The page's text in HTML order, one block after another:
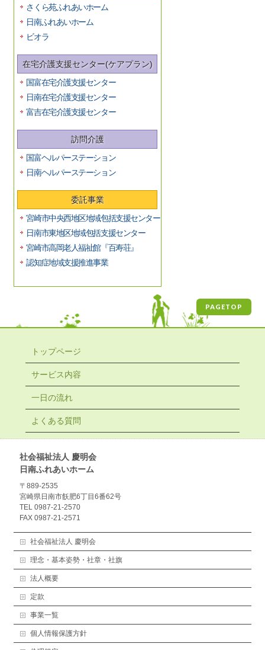
さくら苑ふれあいホーム
日南ふれあいホーム
ビオラ
在宅介護支援センター(ケアプラン)
国富在宅介護支援センター
日南在宅介護支援センター
富吉在宅介護支援センター
訪問介護
国富ヘルパーステーション
日南ヘルパーステーション
委託事業
宮崎市中央西地区地域包括支援センター
日南市東地区地域包括支援センター
宮崎市高岡老人福祉館『百寿荘』
認知症地域支援推進事業
PAGETOP
トップページ
サービス内容
一日の流れ
よくある質問
社会福祉法人 慶明会
日南ふれあいホーム
〒889-2535
宮崎県日南市飫肥6丁目6番62号
TEL 0987-21-2570
FAX 0987-21-2571
社会福祉法人 慶明会
理念・基本姿勢・社章・社旗
法人概要
定款
事業一覧
個人情報保護方針